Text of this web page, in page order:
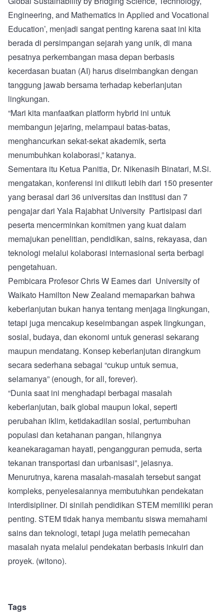
Engineering, and Mathematics in Applied and Vocational
Education’, menjadi sangat penting karena saat ini kita
berada di persimpangan sejarah yang unik, di mana
pesatnya perkembangan masa depan berbasis
kecerdasan buatan (AI) harus diseimbangkan dengan
tanggung jawab bersama terhadap keberlanjutan
lingkungan.
“Mari kita manfaatkan platform hybrid ini untuk
membangun jejaring, melampaui batas-batas,
menghancurkan sekat-sekat akademik, serta
menumbuhkan kolaborasi,” katanya.
Sementara itu Ketua Panitia, Dr. Nikenasih Binatari, M.Si.
mengatakan, konferensi ini diikuti lebih dari 150 presenter
yang berasal dari 36 universitas dan institusi dan 7
pengajar dari Yala Rajabhat University Partisipasi dari
peserta mencerminkan komitmen yang kuat dalam
memajukan penelitian, pendidikan, sains, rekayasa, dan
teknologi melalui kolaborasi internasional serta berbagi
pengetahuan.
Pembicara Profesor Chris W Eames dari University of
Waikato Hamilton New Zealand memaparkan bahwa
keberlanjutan bukan hanya tentang menjaga lingkungan,
tetapi juga mencakup keseimbangan aspek lingkungan,
sosial, budaya, dan ekonomi untuk generasi sekarang
maupun mendatang. Konsep keberlanjutan dirangkum
secara sederhana sebagai “cukup untuk semua,
selamanya” (enough, for all, forever).
“Dunia saat ini menghadapi berbagai masalah
keberlanjutan, baik global maupun lokal, seperti
perubahan iklim, ketidakadilan sosial, pertumbuhan
populasi dan ketahanan pangan, hilangnya
keanekaragaman hayati, pengangguran pemuda, serta
tekanan transportasi dan urbanisasi”, jelasnya.
Menurutnya, karena masalah-masalah tersebut sangat
kompleks, penyelesaiannya membutuhkan pendekatan
interdisipliner. Di sinilah pendidikan STEM memiliki peran
penting. STEM tidak hanya membantu siswa memahami
sains dan teknologi, tetapi juga melatih pemecahan
masalah nyata melalui pendekatan berbasis inkuiri dan
proyek. (witono).
Tags